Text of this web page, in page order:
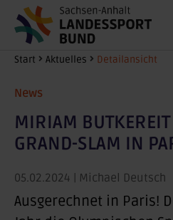
Zum Hauptinhalt springen
Sie sind hier:
Start Aktuelles Detailansicht
News
MIRIAM BUTKEREIT
GRAND-SLAM IN
05.02.2024 | Michael Deutsch
Ausgerechnet in Paris!